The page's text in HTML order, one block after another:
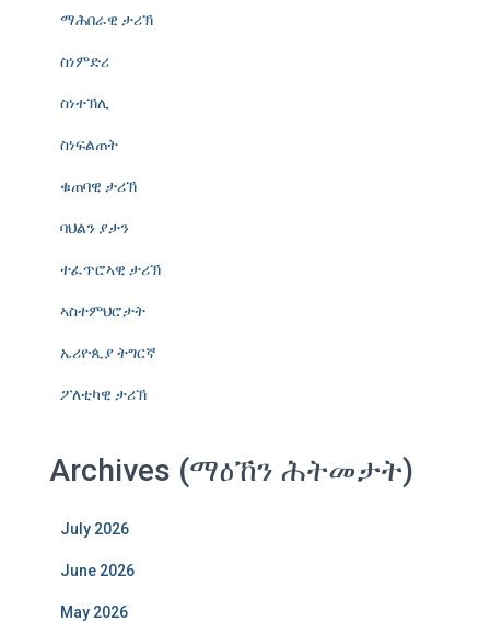
ማሕበራዊ ታሪኽ
ስነምድሪ
ስነተኽሊ
ስነፍልጠት
ቁጠባዊ ታሪኽ
ባህልን ያታን
ተፈጥሮኣዊ ታሪኽ
ኣስተምህሮታት
ኤሪዮጲያ ትግርኛ
ፖለቲካዊ ታሪኽ
Archives (ማዕኸን ሕትመታት)
July 2026
June 2026
May 2026